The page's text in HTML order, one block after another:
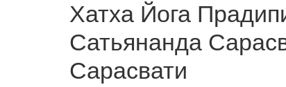
Хатха Йога
Сатьянанда
Сарасвати